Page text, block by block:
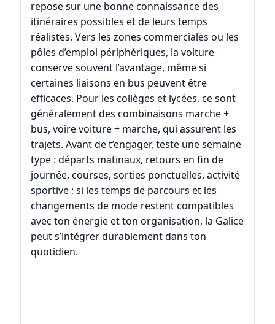
repose sur une bonne connaissance des
itinéraires possibles et de leurs temps
réalistes. Vers les zones commerciales ou les
pôles d’emploi périphériques, la voiture
conserve souvent l’avantage, même si
certaines liaisons en bus peuvent être
efficaces. Pour les collèges et lycées, ce sont
généralement des combinaisons marche +
bus, voire voiture + marche, qui assurent les
trajets. Avant de t’engager, teste une semaine
type : départs matinaux, retours en fin de
journée, courses, sorties ponctuelles, activité
sportive ; si les temps de parcours et les
changements de mode restent compatibles
avec ton énergie et ton organisation, la Galice
peut s’intégrer durablement dans ton
quotidien.